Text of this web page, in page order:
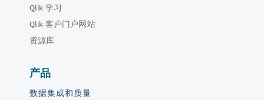
Qlik 学习
Qlik 客户门户网站
资源库
产品
数据集成和质量